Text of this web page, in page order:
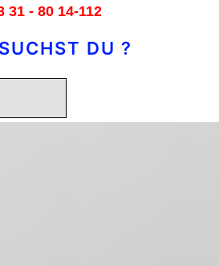
31 - 80 14-112
DU ?